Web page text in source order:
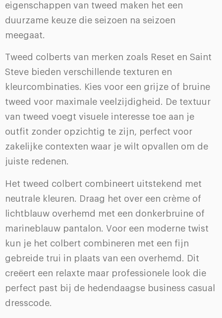
eigenschappen van tweed maken het een
duurzame keuze die seizoen na seizoen
meegaat.
Tweed colberts van merken zoals Reset en Saint
Steve bieden verschillende texturen en
kleurcombinaties. Kies voor een grijze of bruine
tweed voor maximale veelzijdigheid. De textuur
van tweed voegt visuele interesse toe aan je
outfit zonder opzichtig te zijn, perfect voor
zakelijke contexten waar je wilt opvallen om de
juiste redenen.
Het tweed colbert combineert uitstekend met
neutrale kleuren. Draag het over een crème of
lichtblauw overhemd met een donkerbruine of
marineblauw pantalon. Voor een moderne twist
kun je het colbert combineren met een fijn
gebreide trui in plaats van een overhemd. Dit
creëert een relaxte maar professionele look die
perfect past bij de hedendaagse business casual
dresscode.